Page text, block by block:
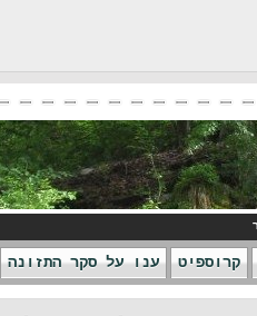
קרוספיט ענו על סקר התזונה